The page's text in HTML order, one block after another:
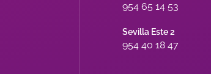
954 65 14 53
Sevilla Este 2
954 40 18 47